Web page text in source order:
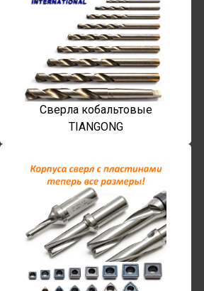
Сверла кобальтовые
TIANGONG